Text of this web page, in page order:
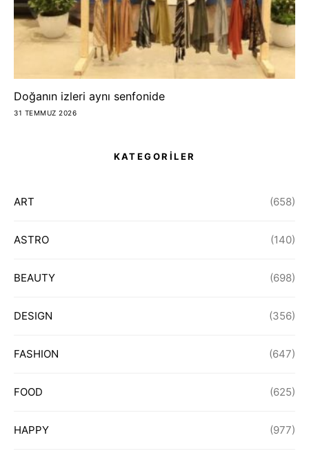
Doğanın izleri aynı senfonide
31 TEMMUZ 2026
KATEGORİLER
ART (658)
ASTRO (140)
BEAUTY (698)
DESIGN (356)
FASHION (647)
FOOD (625)
HAPPY (977)